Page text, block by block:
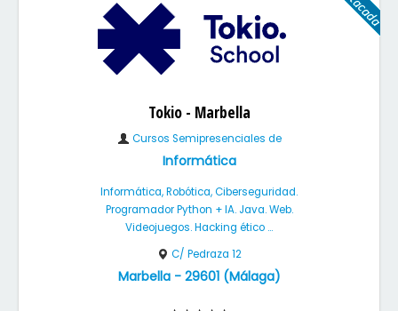
Tokio - Marbella
Cursos Semipresenciales de
Informática
Informática, Robótica, Ciberseguridad.
Programador Python + IA. Java. Web.
Videojuegos. Hacking ético ...
C/ Pedraza 12
Marbella- 29601(Málaga)